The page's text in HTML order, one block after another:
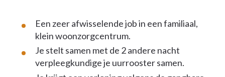
Een zeer afwisselende job in een familiaal,
klein woonzorgcentrum.
Je stelt samen met de 2 andere nacht
verpleegkundige je uurrooster samen.